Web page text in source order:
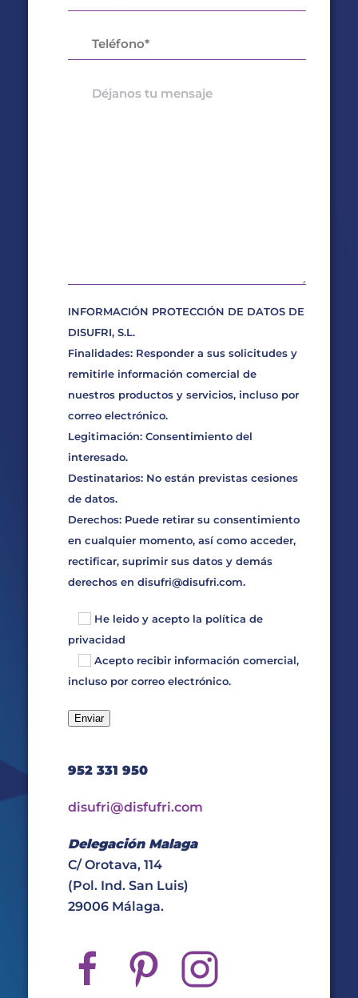
INFORMACIÓN PROTECCIÓN DE DATOS DE
DISUFRI, S.L.
Finalidades: Responder a sus solicitudes y
remitirle información comercial de
nuestros productos y servicios, incluso por
correo electrónico.
Legitimación: Consentimiento del
interesado.
Destinatarios: No están previstas cesiones
de datos.
Derechos: Puede retirar su consentimiento
en cualquier momento, así como acceder,
rectificar, suprimir sus datos y demás
derechos en disufri@disufri.com.
He leido y acepto la política de
privacidad
Acepto recibir información comercial,
incluso por correo electrónico.
952 331 950
disufri@disfufri.com
Delegación Malaga
C/ Orotava, 114
(Pol. Ind. San Luis)
29006 Málaga.